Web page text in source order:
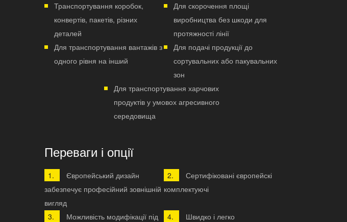
Транспортування коробок,
конвертів, пакетів, різних
деталей
Для скорочення площі
виробництва без шкоди для
протяжності лінії
Для транспортування вантажів з
одного рівня на інший
Для подачі продукції до
сортувальних або пакувальних
зон
Для транспортування харчових
продуктів у умовох агресивного
середовища
Переваги і опції
Європейський дизайн
забезпечує професійний зовнішній
вигляд
Сертифіковані європейскі
комплектуючі
Можливість модифікації під
Швидко і легко